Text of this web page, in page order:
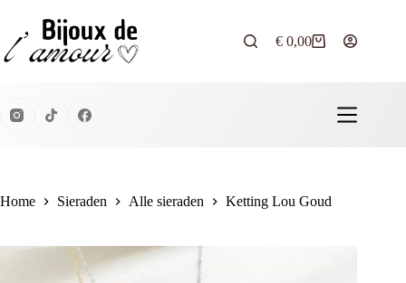
inhoud
Winkelwagen
€ 0,00
Home Sieraden Alle sieraden Ketting Lou Goud